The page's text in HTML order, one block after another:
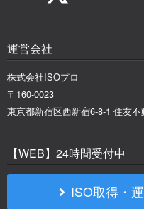
運営会社
株式会社ISOプロ
〒160-0023
東京都新宿区西新宿6-8-1 住友
【WEB】24時間受付中
ISO取得・